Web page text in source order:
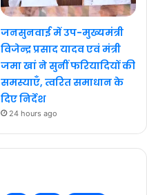
जनसुनवाई में उप-मुख्यमंत्री
विजेन्द्र प्रसाद यादव एवं मंत्री
जमा खां ने सुनीं फरियादियों की
समस्याएँ, त्वरित समाधान के
दिए निर्देश
24 hours ago